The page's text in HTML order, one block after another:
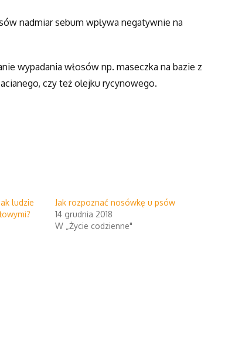
nadmiar sebum wpływa negatywnie na
wypadania włosów np. maseczka na bazie z
czy też olejku rycynowego.
ludzie
Jak rozpoznać nosówkę u psów
14 grudnia 2018
W „Życie codzienne"